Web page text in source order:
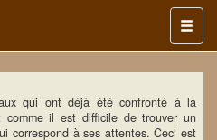
Menu
qui ont déjà été confronté à la
comme il est difficile de trouver un
correspond à ses attentes. Ceci est